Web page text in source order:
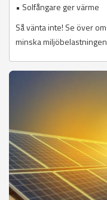
• Solfångare ger värme
Så vänta inte! Se över
minska